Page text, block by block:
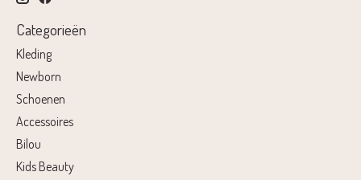
Categorieën
Kleding
Newborn
Schoenen
Accessoires
Bilou
Kids Beauty